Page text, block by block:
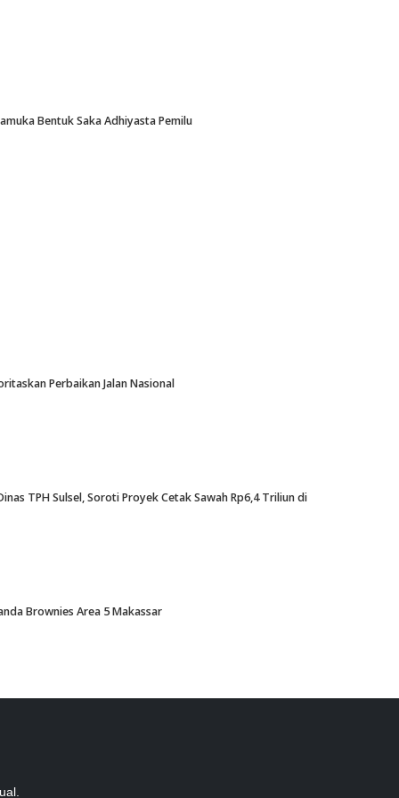
Bentuk Saka Adhiyasta Pemilu
Perbaikan Jalan Nasional
TPH Sulsel, Soroti Proyek Cetak Sawah Rp6,4 Triliun di
Brownies Area 5 Makassar